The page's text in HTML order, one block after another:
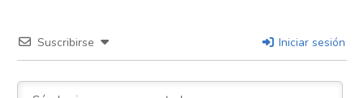
Suscribirse Iniciar sesión